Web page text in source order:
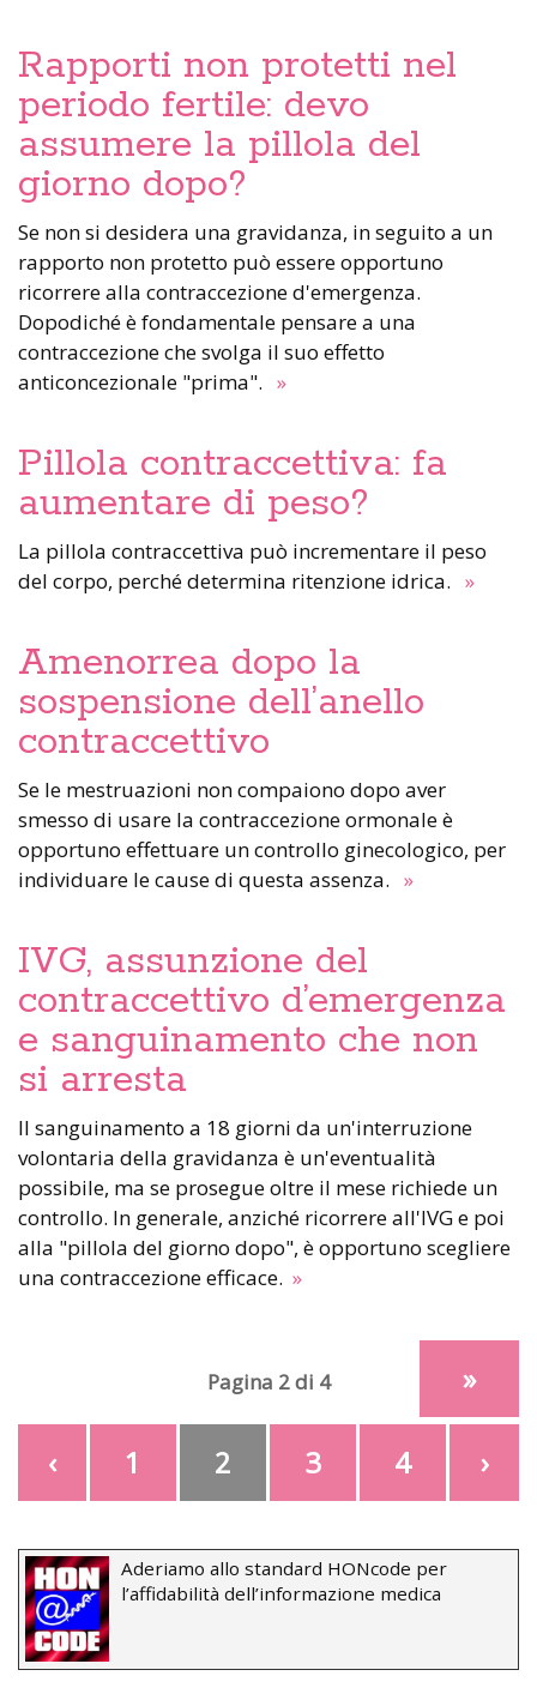
Rapporti non protetti nel
periodo fertile: devo
assumere la pillola del
giorno dopo?
Se non si desidera una gravidanza, in seguito a un
rapporto non protetto può essere opportuno
ricorrere alla contraccezione d'emergenza.
Dopodiché è fondamentale pensare a una
contraccezione che svolga il suo effetto
anticoncezionale "prima". »
Pillola contraccettiva: fa
aumentare di peso?
La pillola contraccettiva può incrementare il peso
del corpo, perché determina ritenzione idrica. »
Amenorrea dopo la
sospensione dell’anello
contraccettivo
Se le mestruazioni non compaiono dopo aver
smesso di usare la contraccezione ormonale è
opportuno effettuare un controllo ginecologico, per
individuare le cause di questa assenza. »
IVG, assunzione del
contraccettivo d’emergenza
e sanguinamento che non
si arresta
Il sanguinamento a 18 giorni da un'interruzione
volontaria della gravidanza è un'eventualità
possibile, ma se prosegue oltre il mese richiede un
controllo. In generale, anziché ricorrere all'IVG e poi
alla "pillola del giorno dopo", è opportuno scegliere
una contraccezione efficace. »
Pagina 2 di 4
‹ 1 2 3 4 ›
»
Aderiamo allo standard HONcode per
l’affidabilità dell’informazione medica